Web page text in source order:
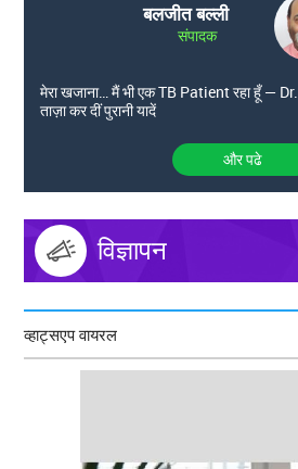
बलजीत बल्ली
संपादक
मेरा खजाना… मैं भी एक TB Patient रहा हूँ —
ताज़ा कर दीं पुरानी यादें
और पढे
विज्ञापन
व्हाट्सएप वायरल